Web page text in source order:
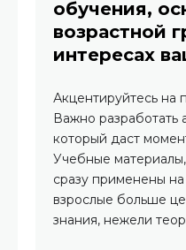
обучения,
возрастной
интересах
Акцентируйтесь на
Важно разработать
который даст
Учебные
сразу применены
взрослые больше
знания, нежели